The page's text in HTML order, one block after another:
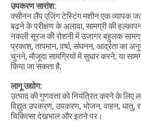
उपकरण सारांश:
क्सीनन लैंप एजिंग टेस्टिंग मशीन एक व्यापक
बढ़ने के परीक्षण के अलावा, सामग्री की
नकली सूरज की रोशनी में उजागर बहुलक
प्रकाश, तापमान, वर्षा, संघनन, आर्द्रता का
चुनने, मौजूदा सामग्रियों में सुधार करने, या
किया जा सकता है;
लागू उद्योग:
उत्पाद की गुणवत्ता को नियंत्रित करने के लिए
विद्युत उपकरण, उपकरण, भोजन, वाहन, धातु,
चिकित्सा देखभाल और इतने पर।